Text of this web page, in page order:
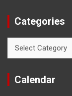
Categories
Calendar